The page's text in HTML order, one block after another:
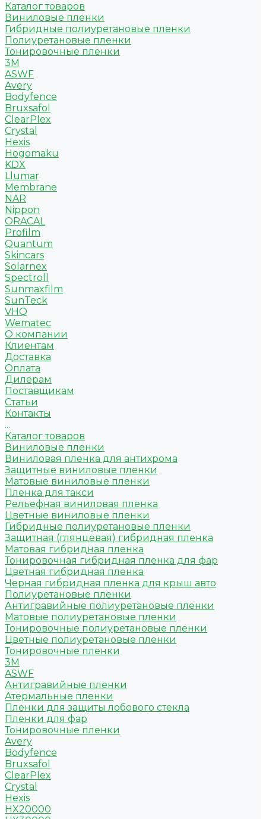
Каталог товаров
Виниловые пленки
Гибридные полиуретановые пленки
Полиуретановые пленки
Тонировочные пленки
3M
ASWF
Avery
Bodyfence
Bruxsafol
ClearPlex
Crystal
Hexis
Hogomaku
KDX
Llumar
Membrane
NAR
Nippon
ORACAL
Profilm
Quantum
Skincars
Solarnex
Spectroll
Sunmaxfilm
SunTeck
VHQ
Wematec
О компании
Клиентам
Доставка
Оплата
Дилерам
Поставщикам
Статьи
Контакты
...
Каталог товаров
Виниловые пленки
Виниловая пленка для антихрома
Защитные виниловые пленки
Матовые виниловые пленки
Пленка для такси
Рельефная виниловая пленка
Цветные виниловые пленки
Гибридные полиуретановые пленки
Защитная (глянцевая) гибридная пленка
Матовая гибридная пленка
Тонировочная гибридная пленка для фар
Цветная гибридная пленка
Черная гибридная пленка для крыш авто
Полиуретановые пленки
Антигравийные полиуретановые пленки
Матовые полиуретановые пленки
Тонировочные полиуретановые пленки
Цветные полиуретановые пленки
Тонировочные пленки
3M
ASWF
Антигравийные пленки
Атермальные пленки
Пленки для защиты лобового стекла
Пленки для фар
Тонировочные пленки
Avery
Bodyfence
Bruxsafol
ClearPlex
Crystal
Hexis
HX20000